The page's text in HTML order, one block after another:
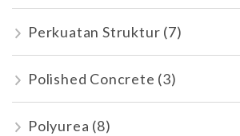
Perkuatan Struktur (7)
Polished Concrete (3)
Polyurea (8)